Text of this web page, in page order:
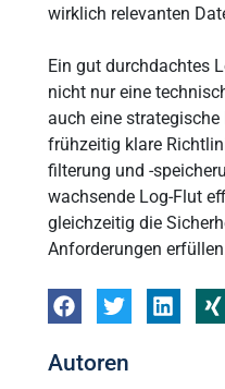
wirklich relevanten
Ein gut durchdachtes
nicht nur eine
auch eine strategische
frühzeitig klare
filterung und -
wachsende Log-Flut
gleichzeitig die
Anforderungen
Autoren